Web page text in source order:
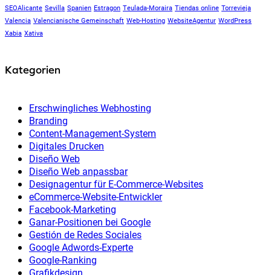
SEOAlicante Sevilla Spanien Estragon Teulada-Moraira Tiendas online Torrevieja
Valencia Valencianische Gemeinschaft Web-Hosting WebsiteAgentur WordPress
Xabia Xativa
Kategorien
Erschwingliches Webhosting
Branding
Content-Management-System
Digitales Drucken
Diseño Web
Diseño Web anpassbar
Designagentur für E-Commerce-Websites
eCommerce-Website-Entwickler
Facebook-Marketing
Ganar-Positionen bei Google
Gestión de Redes Sociales
Google Adwords-Experte
Google-Ranking
Grafikdesign